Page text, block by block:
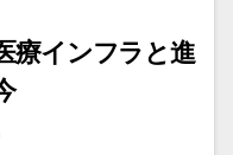
療インフラと進